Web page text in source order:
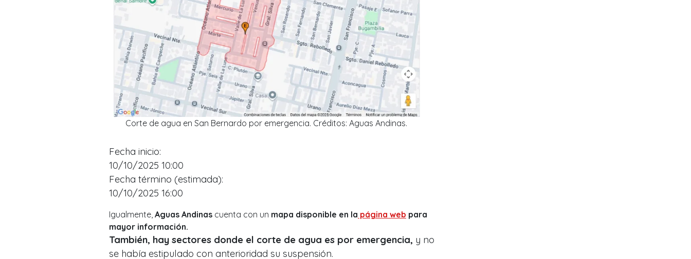
Corte de agua en San Bernardo por emergencia. Créditos: Aguas Andinas.
Fecha inicio:
10/10/2025 10:00
Fecha término (estimada):
10/10/2025 16:00
Igualmente, Aguas Andinas cuenta con un mapa disponible en la página web para
mayor información.
También, hay sectores donde el corte de agua es por emergencia, y no
se había estipulado con anterioridad su suspensión.